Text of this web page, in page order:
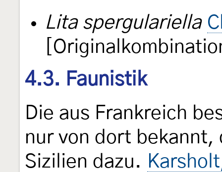
Lita spergulariella
4.3. Faunistik
Die aus Frankreich
nur von dort bekannt,
Sizilien dazu.